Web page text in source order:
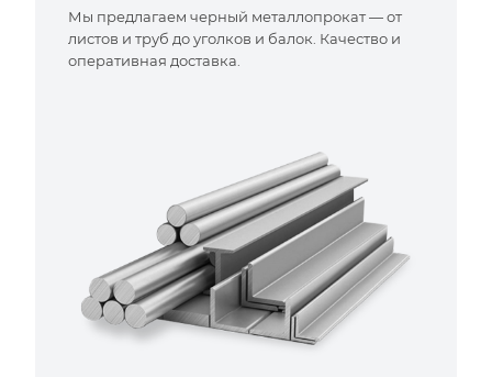
Мы предлагаем черный металлопрокат — от
листов и труб до уголков и балок. Качество и
оперативная доставка.